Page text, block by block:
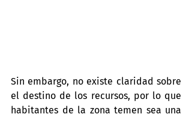
Sin embargo, no existe claridad sobre
el destino de los recursos, por lo que
habitantes de la zona temen sea una